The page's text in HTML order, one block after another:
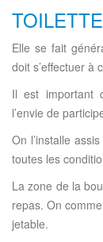
Elle se fait
doit s’effectuer à
Il est important
l’envie de
On l’installe
toutes les
La zone de la
repas. On
jetable.